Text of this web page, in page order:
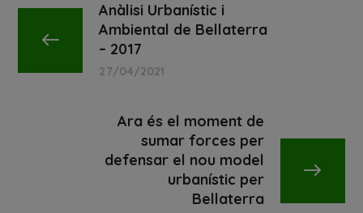
Anàlisi Urbanístic i
Ambiental de Bellaterra
– 2017
27/04/2021
Ara és el moment de
sumar forces per
defensar el nou model
urbanístic per
Bellaterra